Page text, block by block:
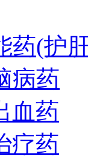
药(护
病药
血药
疗药